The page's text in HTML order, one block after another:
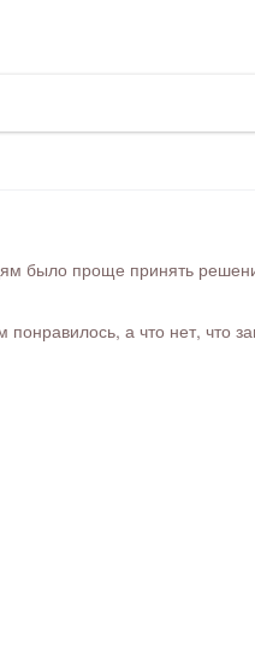
было проще принять
а что нет, что